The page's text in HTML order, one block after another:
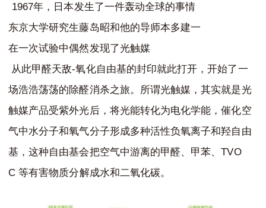
1967年，日本发生了一件轰动全球的事情
东京大学研究生藤岛昭和他的导师本多建一
在一次试验中偶然发现了光触媒
从此甲醛天敌-氧化自由基的封印就此打开，开始了一
场浩浩荡荡的除醛消杀之旅。所谓光触媒，其实就是光
触媒产品受紫外光后，将光能转化为电化学能，催化空
气中水分子和氧气分子形成多种活性负氧离子和羟自由
基，这种自由基会把空气中游离的甲醛、甲苯、TVO
C等有害物质分解成水和二氧化碳。